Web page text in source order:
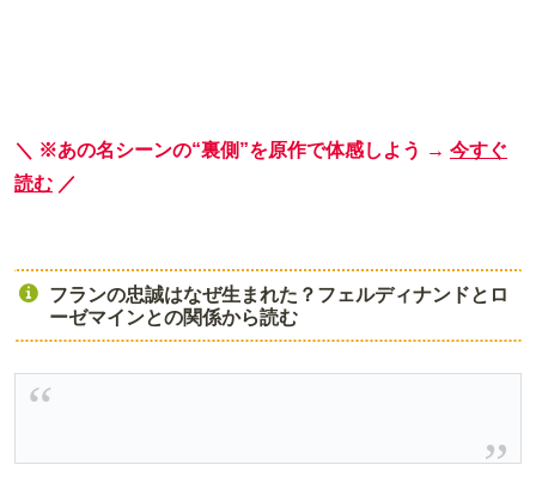
＼ ※あの名シーンの“裏側”を原作で体感しよう → 今すぐ
読む ／
フランの忠誠はなぜ生まれた？フェルディナンドとロ
ーゼマインとの関係から読む